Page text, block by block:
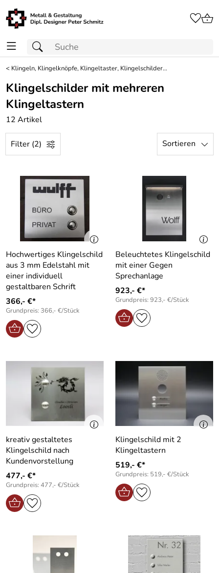
< Klingeln, Klingelknöpfe, Klingeltaster, Klingelschilder...
Klingelschilder mit mehreren
Klingeltastern
12 Artikel
Filter (2) Sortieren
Hochwertiges Klingelschild
aus 3 mm Edelstahl mit
einer individuell
gestaltbaren Schrift
366,- €*
Grundpreis: 366,- €/Stück
Beleuchtetes Klingelschild
mit einer Gegen
Sprechanlage
923,- €*
Grundpreis: 923,- €/Stück
kreativ gestaltetes
Klingelschild nach
Kundenvorstellung
477,- €*
Grundpreis: 477,- €/Stück
Klingelschild mit 2
Klingeltastern
519,- €*
Grundpreis: 519,- €/Stück